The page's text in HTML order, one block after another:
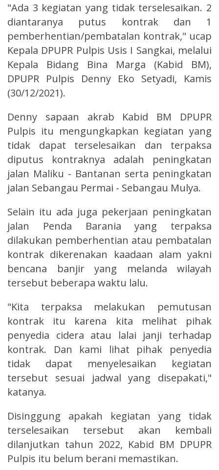
"Ada 3 kegiatan yang tidak terselesaikan. 2
diantaranya putus kontrak dan 1
pemberhentian/pembatalan kontrak," ucap
Kepala DPUPR Pulpis Usis I Sangkai, melalui
Kepala Bidang Bina Marga (Kabid BM),
DPUPR Pulpis Denny Eko Setyadi, Kamis
(30/12/2021).
Denny sapaan akrab Kabid BM DPUPR
Pulpis itu mengungkapkan kegiatan yang
tidak dapat terselesaikan dan terpaksa
diputus kontraknya adalah peningkatan
jalan Maliku - Bantanan serta peningkatan
jalan Sebangau Permai - Sebangau Mulya.
Selain itu ada juga pekerjaan peningkatan
jalan Penda Barania yang terpaksa
dilakukan pemberhentian atau pembatalan
kontrak dikerenakan kaadaan alam yakni
bencana banjir yang melanda wilayah
tersebut beberapa waktu lalu.
"Kita terpaksa melakukan pemutusan
kontrak itu karena kita melihat pihak
penyedia cidera atau lalai janji terhadap
kontrak. Dan kami lihat pihak penyedia
tidak dapat menyelesaikan kegiatan
tersebut sesuai jadwal yang disepakati,"
katanya.
Disinggung apakah kegiatan yang tidak
terselesaikan tersebut akan kembali
dilanjutkan tahun 2022, Kabid BM DPUPR
Pulpis itu belum berani memastikan.